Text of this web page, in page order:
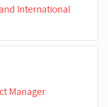
International
Manager